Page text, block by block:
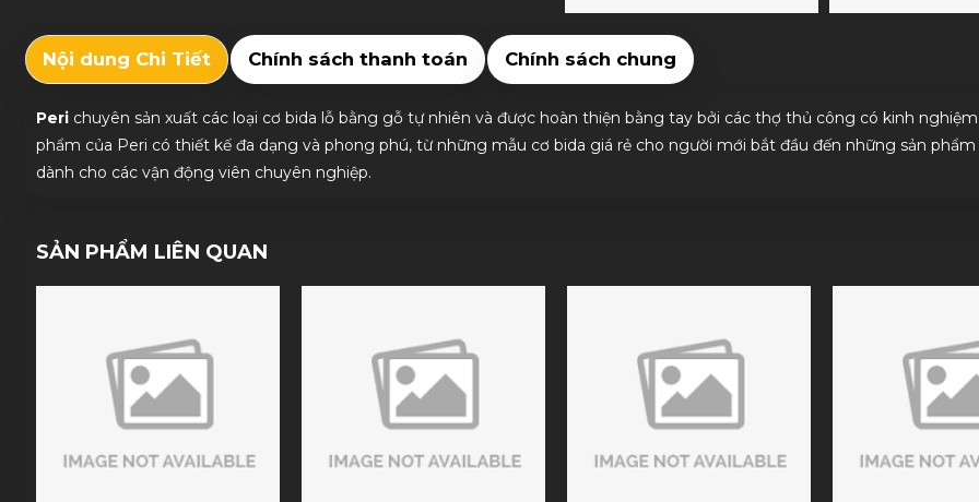
Nội dung Chi Tiết Chính sách thanh toán Chính sách chung
Perichuyên sản xuất các loại cơ bida lỗ bằng gỗ tự nhiên và được hoàn thiện bằng tay bởi các thợ thủ công có kinh
phẩm của Peri có thiết kế đa dạng và phong phú, từ những mẫu cơ bida giá rẻ cho người mới bắt đầu đến những sản phẩm
dành cho các vận động viên chuyên nghiệp.
SẢN PHẨM LIÊN QUAN